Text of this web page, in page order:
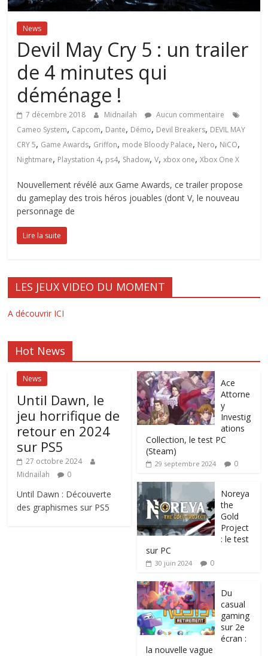
News
Devil May Cry 5 : un trailer
de 4 minutes qui
déménage !
7 décembre 2018 Midnailah
Aucun commentaire
Cameo System, Capcom, Dante, Démo, Devil Breakers, DEVIL MAY
CRY 5, Game Awards, Griffon, mode Bloody Palace, Nero, NiCO,
Nightmare, Playstation 4, ps4, Shadow,V,xbox one,Xbox One X
Nouvellement révélé aux Game Awards, ce trailer propose
du gameplay des trois héros jouables (dont V, le nouveau
personnage de
Lire la suite
LES JEUX VIDEO DU MOMENT
A découvrir ICI
Hot News
News
Until Dawn, le
jeu horrifique de
retour en 2024
sur PS5
27 octobre 2024
Midnailah
0
Until Dawn : Découverte
des graphismes sur PS5
Ace
Attorne
y
Investig
ations
Collection, le test PC
(Steam)
29 septembre 2024 0
Noreya
the
Gold
Project
: le test
sur PC
30 juin 2024 0
Du
casual
gaming
sur 2e
écran :
la nouvelle vague